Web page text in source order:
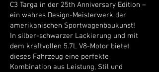
C3 Targa in der 25th Anniversary Edition –
ein wahres Design-Meisterwerk der
amerikanischen Sportwagenbaukunst!
In silber-schwarzer Lackierung und mit
dem kraftvollen 5.7L V8-Motor bietet
dieses Fahrzeug eine perfekte
Kombination aus Leistung, Stil und